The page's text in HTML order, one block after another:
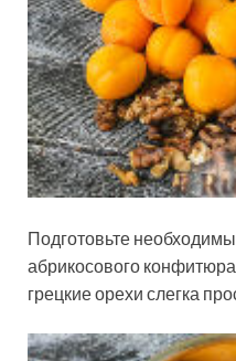
Подготовьте
абрикосового
грецкие орехи слегка